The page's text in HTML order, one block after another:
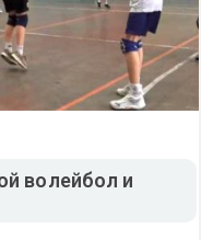
волейбол и